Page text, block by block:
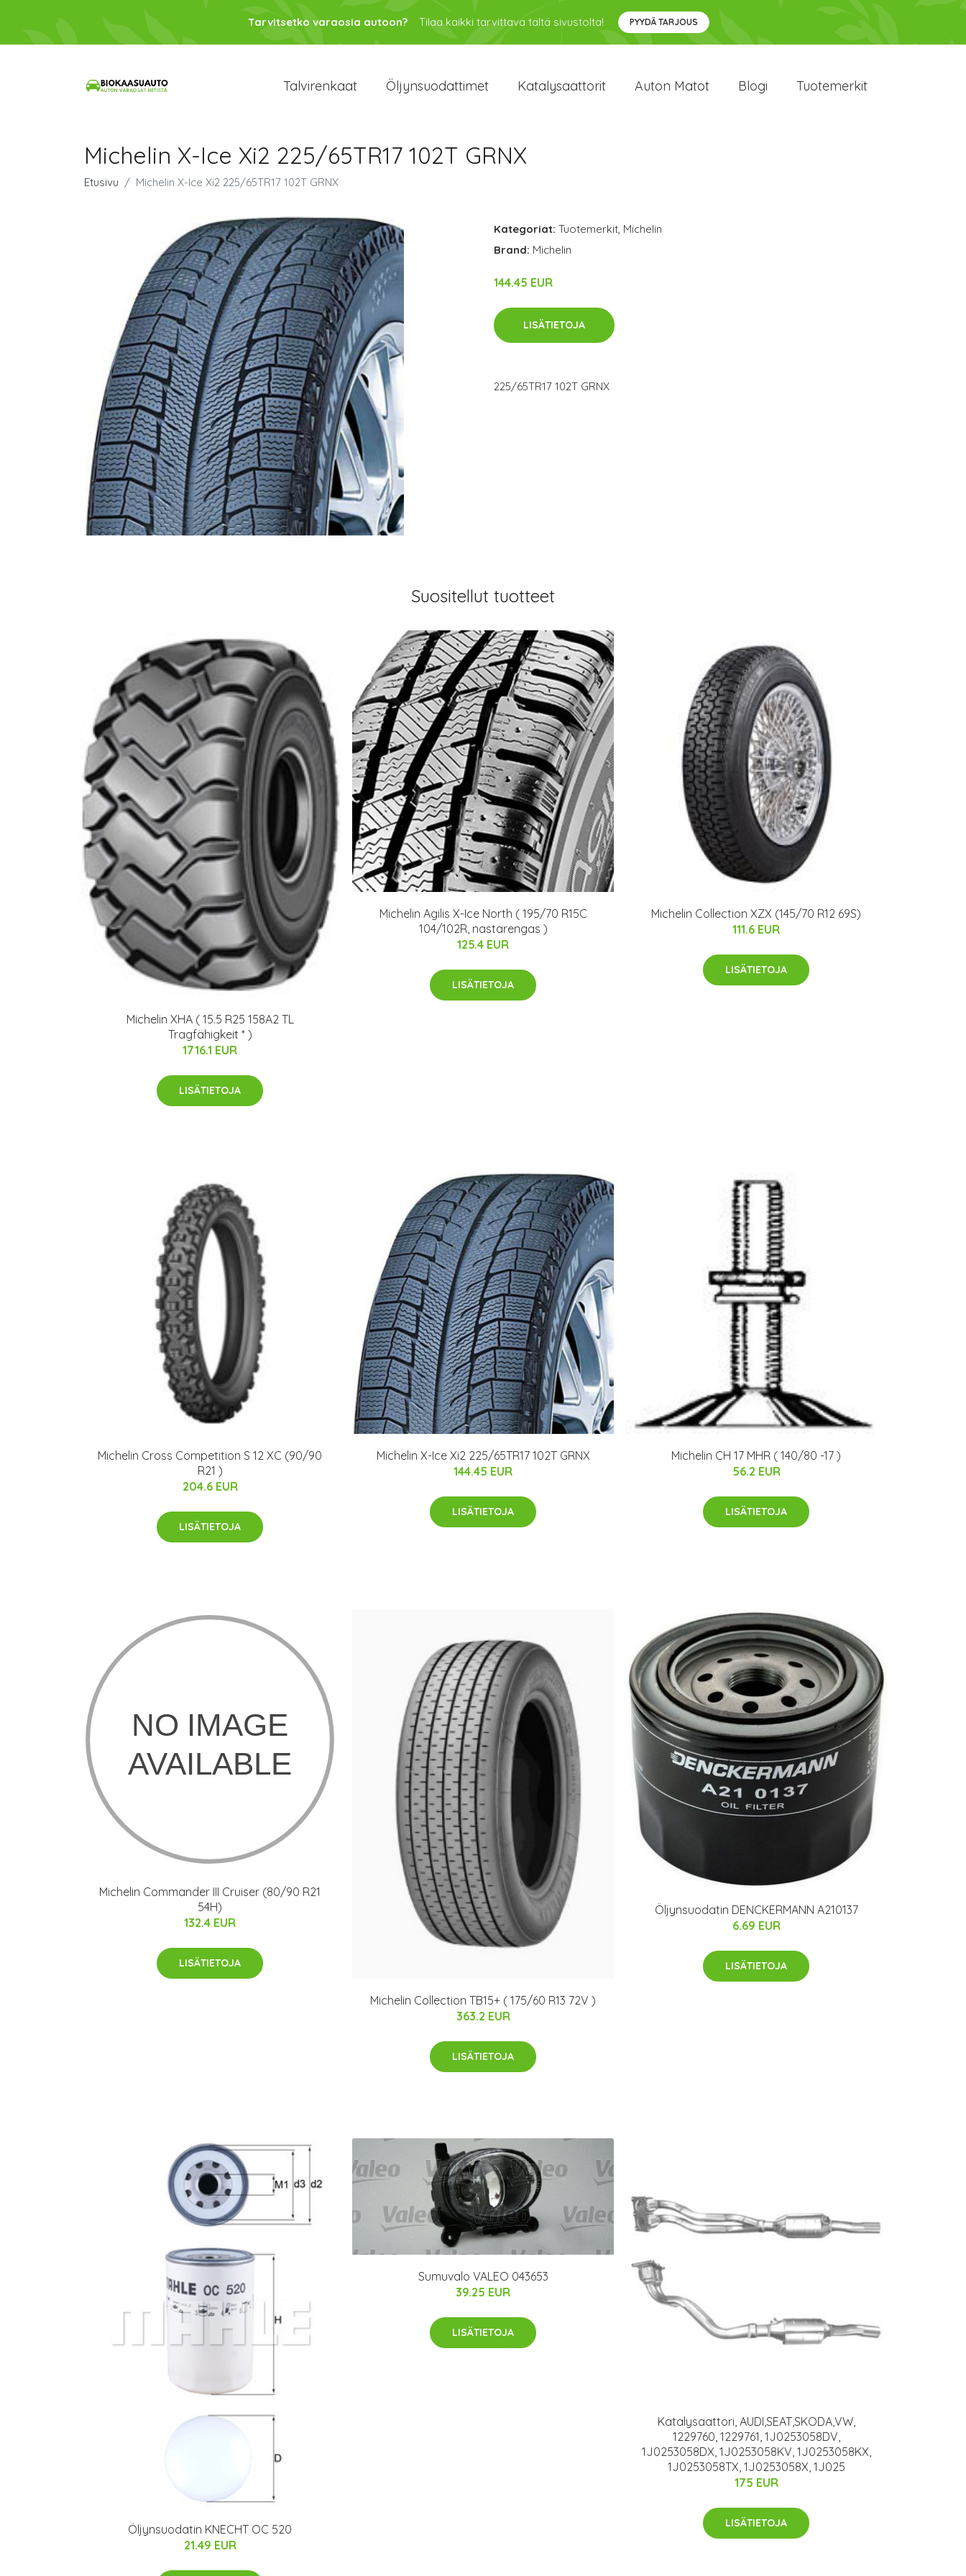
Tarvitsetko varaosia autoon? Tilaa kaikki tarvittava tältä sivustolta! PYYDÄ TARJOUS
Talvirenkaat Öljynsuodattimet Katalysaattorit Auton Matot Blogi Tuotemerkit
Michelin X-Ice Xi2 225/65TR17 102T GRNX
Etusivu Michelin X-Ice Xi2 225/65TR17 102T GRNX
Kategoriat: Tuotemerkit, Michelin
Brand: Michelin
144.45 EUR
LISÄTIETOJA
225/65TR17 102T GRNX
Suositellut tuotteet
Michelin XHA ( 15.5 R25 158A2 TL
Tragfähigkeit * )
1716.1 EUR
LISÄTIETOJA
Michelin Agilis X-Ice North ( 195/70 R15C
104/102R, nastarengas )
125.4 EUR
LISÄTIETOJA
Michelin Collection XZX (145/70 R12 69S)
111.6 EUR
LISÄTIETOJA
Michelin Cross Competition S 12 XC (90/90
R21 )
204.6 EUR
LISÄTIETOJA
Michelin X-Ice Xi2 225/65TR17 102T GRNX
144.45 EUR
LISÄTIETOJA
Michelin CH 17 MHR ( 140/80 -17 )
56.2 EUR
LISÄTIETOJA
Michelin Commander III Cruiser (80/90 R21
54H)
132.4 EUR
LISÄTIETOJA
Michelin Collection TB15+ ( 175/60 R13 72V )
363.2 EUR
LISÄTIETOJA
Öljynsuodatin DENCKERMANN A210137
6.69 EUR
LISÄTIETOJA
Öljynsuodatin KNECHT OC 520
21.49 EUR
Sumuvalo VALEO 043653
39.25 EUR
LISÄTIETOJA
Katalysaattori, AUDI,SEAT,SKODA,VW,
1229760, 1229761, 1J0253058DV,
1J0253058DX, 1J0253058KV, 1J0253058KX,
1J0253058TX, 1J0253058X, 1J025
175 EUR
LISÄTIETOJA